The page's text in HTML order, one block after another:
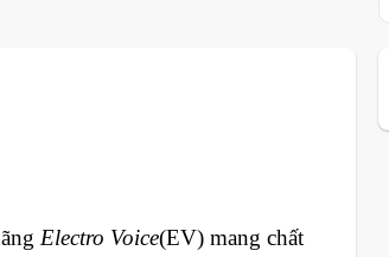
Electro Voice(EV) mang chất